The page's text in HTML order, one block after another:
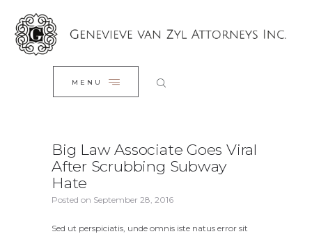
MENU
CLOSE
HOME
OUR TEAM
OUR SERVICES
OUR BLOG
Big Law Associate Goes Viral
After Scrubbing Subway
Hate
Posted on September 28, 2016
Sed ut perspiciatis, unde omnis iste natus error sit